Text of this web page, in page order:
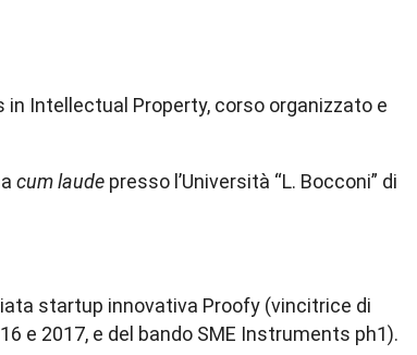
in Intellectual Property, corso organizzato e
cum laude presso l’Università “L. Bocconi” di
startup innovativa Proofy (vincitrice di
e 2017, e del bando SME Instruments ph1).